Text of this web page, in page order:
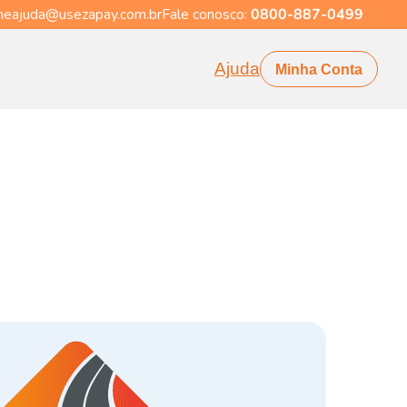
Fale conosco: 0800-887-0499
Ajuda Minha Conta